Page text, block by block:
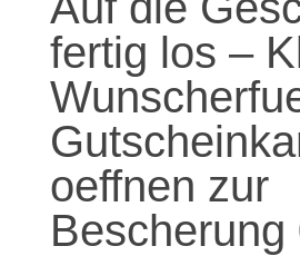
fertig los –
oeffnen zur
Bescherung